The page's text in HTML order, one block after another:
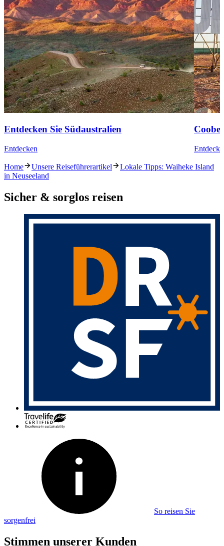
Entdecken Sie Südaustralien
Entdecken
Home Unsere Reiseführerartikel
Lokale Tipps: Waiheke Island
in Neuseeland
Sicher & sorglos reisen
So reisen Sie
sorgenfrei
Stimmen unserer Kunden